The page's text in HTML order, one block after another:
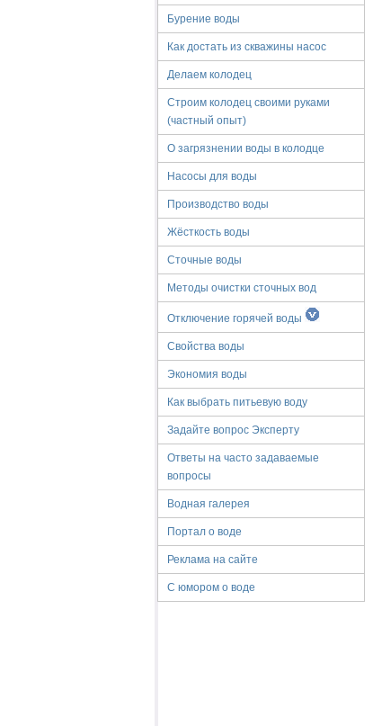
Бурение воды
Как достать из скважины насос
Делаем колодец
Строим колодец своими руками
(частный опыт)
О загрязнении воды в колодце
Насосы для воды
Производство воды
Жёсткость воды
Сточные воды
Методы очистки сточных вод
Отключение горячей воды
Свойства воды
Экономия воды
Как выбрать питьевую воду
Задайте вопрос Эксперту
Ответы на часто задаваемые
вопросы
Водная галерея
Портал о воде
Реклама на сайте
С юмором о воде